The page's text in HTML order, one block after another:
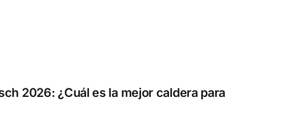
2026: ¿Cuál es la mejor caldera para